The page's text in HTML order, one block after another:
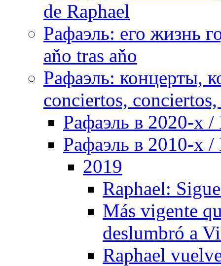
de Raphael
Рафаэль: его жизнь
aňo tras aňo
Рафаэль: концерты,
conciertos,
Рафаэль в 2020-х /
Рафаэль в 2010-х /
2019
Raphael:
Más vigente
deslumbró a
Raphael